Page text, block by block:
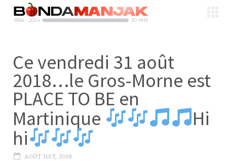
Ce vendredi 31 août
2018…le Gros-Morne est
PLACE TO BE en
Martinique
Hi
hi
AOÛT 31ST, 2018